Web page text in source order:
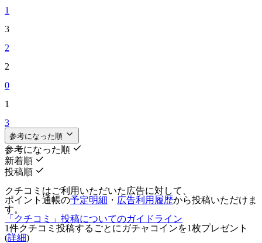
1
3
2
2
0
1
3
参考になった順
参考になった順
新着順
投稿順
クチコミはご利用いただいた広告に対して、
ポイント通帳の予定明細 ・ 広告利用履歴から投稿いただけま
す。
「クチコミ」投稿についてのガイドライン
1件クチコミ投稿するごとに ガチャコインを1枚プレゼント
(詳細)